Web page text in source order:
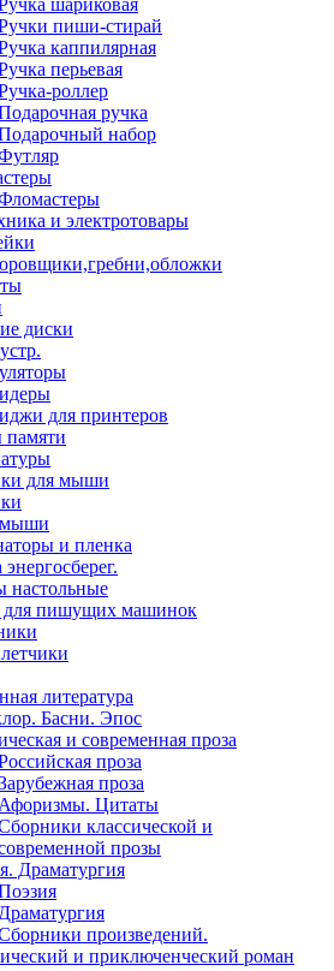
шариковая
пиши-стирай
каппилярная
перьевая
роллер
ручка
набор
и электротовары
диски
для принтеров
памяти
для мыши
и пленка
настольные
для пишущих машинок
литература
Басни. Эпос
и современная проза
проза
проза
Афоризмы. Цитаты
классической и
прозы
Драматургия
Драматургия
произведений.
и приключенческий роман